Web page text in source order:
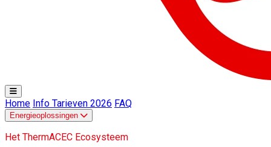
Home Info Tarieven 2026 FAQ
Energieoplossingen
Het ThermACEC Ecosysteem